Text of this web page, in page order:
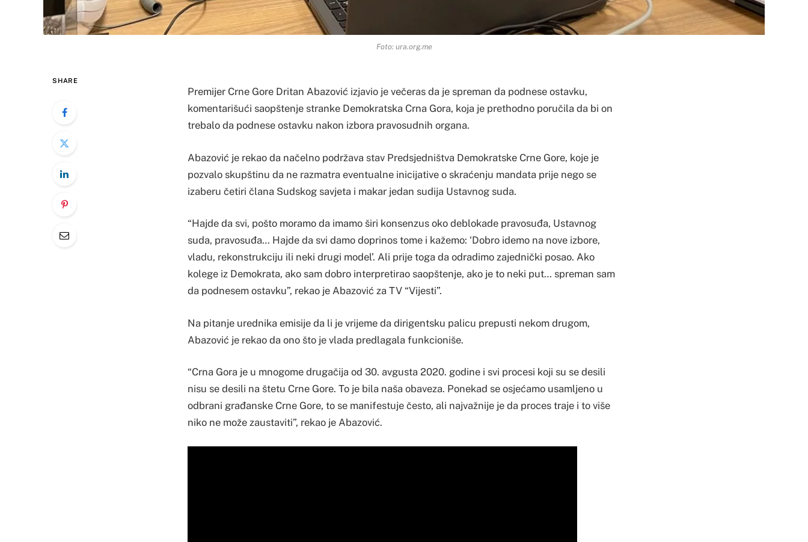
Foto: ura.org.me
SHARE
Premijer Crne Gore Dritan Abazović izjavio je večeras da je spreman da podnese ostavku,
komentarišući saopštenje stranke Demokratska Crna Gora, koja je prethodno poručila da bi on
trebalo da podnese ostavku nakon izbora pravosudnih organa.
Abazović je rekao da načelno podržava stav Predsjedništva Demokratske Crne Gore, koje je
pozvalo skupštinu da ne razmatra eventualne inicijative o skraćenju mandata prije nego se
izaberu četiri člana Sudskog savjeta i makar jedan sudija Ustavnog suda.
“Hajde da svi, pošto moramo da imamo širi konsenzus oko deblokade pravosuđa, Ustavnog
suda, pravosuđa… Hajde da svi damo doprinos tome i kažemo: ‘Dobro idemo na nove izbore,
vladu, rekonstrukciju ili neki drugi model’. Ali prije toga da odradimo zajednički posao. Ako
kolege iz Demokrata, ako sam dobro interpretirao saopštenje, ako je to neki put… spreman sam
da podnesem ostavku”, rekao je Abazović za TV “Vijesti”.
Na pitanje urednika emisije da li je vrijeme da dirigentsku palicu prepusti nekom drugom,
Abazović je rekao da ono što je vlada predlagala funkcioniše.
“Crna Gora je u mnogome drugačija od 30. avgusta 2020. godine i svi procesi koji su se desili
nisu se desili na štetu Crne Gore. To je bila naša obaveza. Ponekad se osjećamo usamljeno u
odbrani građanske Crne Gore, to se manifestuje često, ali najvažnije je da proces traje i to više
niko ne može zaustaviti”, rekao je Abazović.